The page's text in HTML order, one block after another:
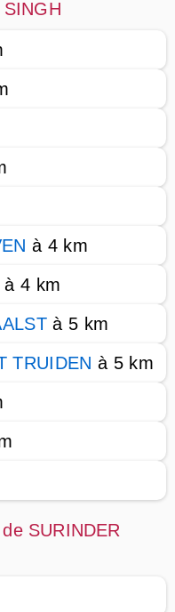
à 4 km
à 4 km
à 5 km
TRUIDEN à 5 km
SURINDER